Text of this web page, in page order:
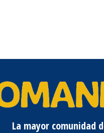
La mayor comunidad